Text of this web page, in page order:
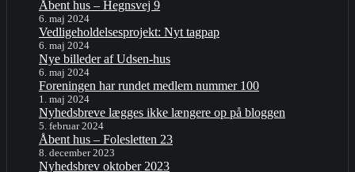
Åbent hus – Hegnsvej 9
6. maj 2024
Vedligeholdelsesprojekt: Nyt tagpap
6. maj 2024
Nye billeder af Udsen-hus
6. maj 2024
Foreningen har rundet medlem nummer 100
1. maj 2024
Nyhedsbreve lægges ikke længere op på bloggen
5. februar 2024
Åbent hus – Folesletten 23
8. december 2023
Nyhedsbrev oktober 2023